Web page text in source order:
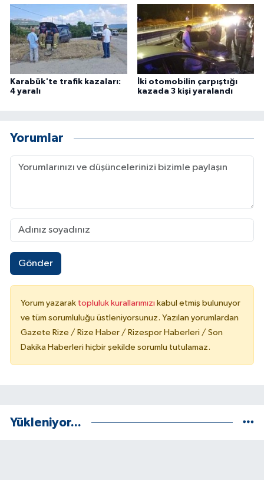
Karabük'te trafik kazaları:
4 yaralı
İki otomobilin çarpıştığı
kazada 3 kişi yaralandı
Yorumlar
Gönder
Yorum yazarak topluluk kurallarımızı kabul etmiş bulunuyor
ve tüm sorumluluğu üstleniyorsunuz. Yazılan yorumlardan
Gazete Rize / Rize Haber / Rizespor Haberleri / Son
Dakika Haberleri hiçbir şekilde sorumlu tutulamaz.
Yükleniyor...
YEREL
Yerel Haberler